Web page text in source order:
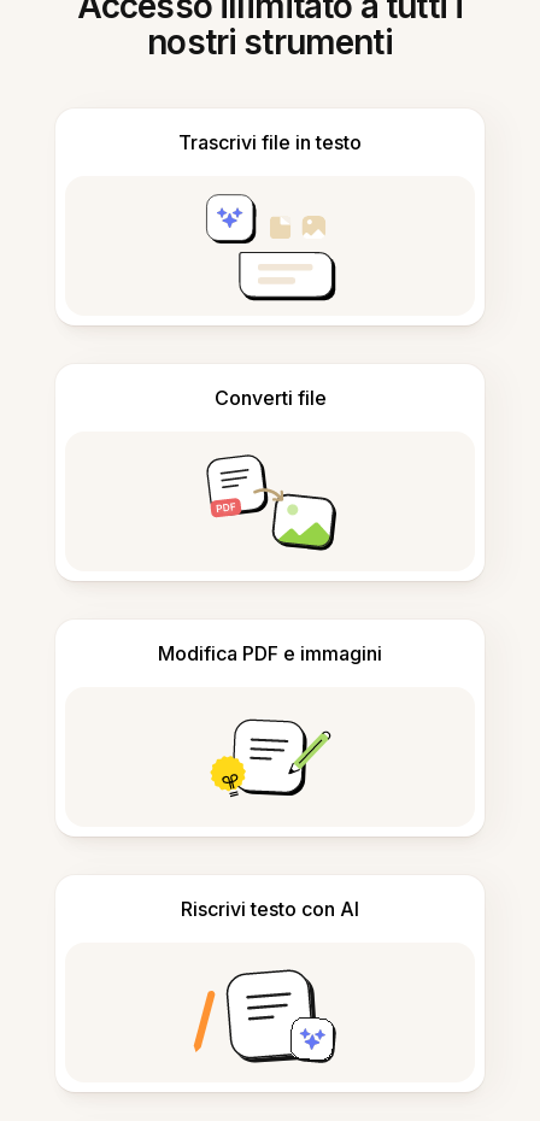
nostri strumenti
Trascrivi file in testo
Converti file
Modifica PDF e immagini
Riscrivi testo con AI